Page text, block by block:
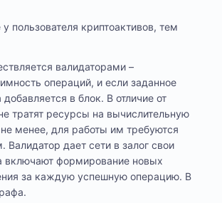
пользователя криптоактивов, тем
валидаторами –
операций, и если заданное
в блок. В отличие от
тратят ресурсы на вычислительную
менее, для работы им требуются
дает сети в залог свои
включают формирование новых
за каждую успешную операцию. В